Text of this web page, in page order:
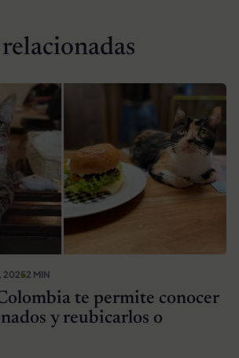
20252 MIN
te permite conocer
y reubicarlos o